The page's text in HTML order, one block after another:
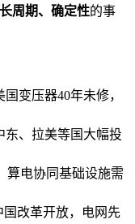
周期、确定性的事
变压器40年未修，
东、拉美等国大幅投
算电协同基础设施需
国改革开放，电网先